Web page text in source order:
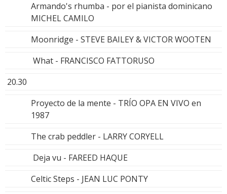
Armando's rhumba - por el pianista dominicano
MICHEL CAMILO
Moonridge - STEVE BAILEY & VICTOR WOOTEN
What - FRANCISCO FATTORUSO
20.30
Proyecto de la mente - TRÍO OPA EN VIVO en
1987
The crab peddler - LARRY CORYELL
Deja vu - FAREED HAQUE
Celtic Steps - JEAN LUC PONTY